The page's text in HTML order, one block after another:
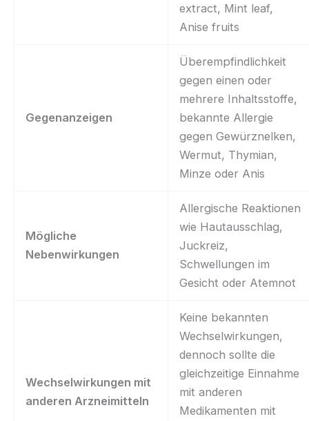
extract, Mint leaf,
Anise fruits
Gegenanzeigen
Überempfindlichkeit
gegen einen oder
mehrere Inhaltsstoffe,
bekannte Allergie
gegen Gewürznelken,
Wermut, Thymian,
Minze oder Anis
Mögliche
Nebenwirkungen
Allergische Reaktionen
wie Hautausschlag,
Juckreiz,
Schwellungen im
Gesicht oder Atemnot
Wechselwirkungen mit
anderen Arzneimitteln
Keine bekannten
Wechselwirkungen,
dennoch sollte die
gleichzeitige Einnahme
mit anderen
Medikamenten mit